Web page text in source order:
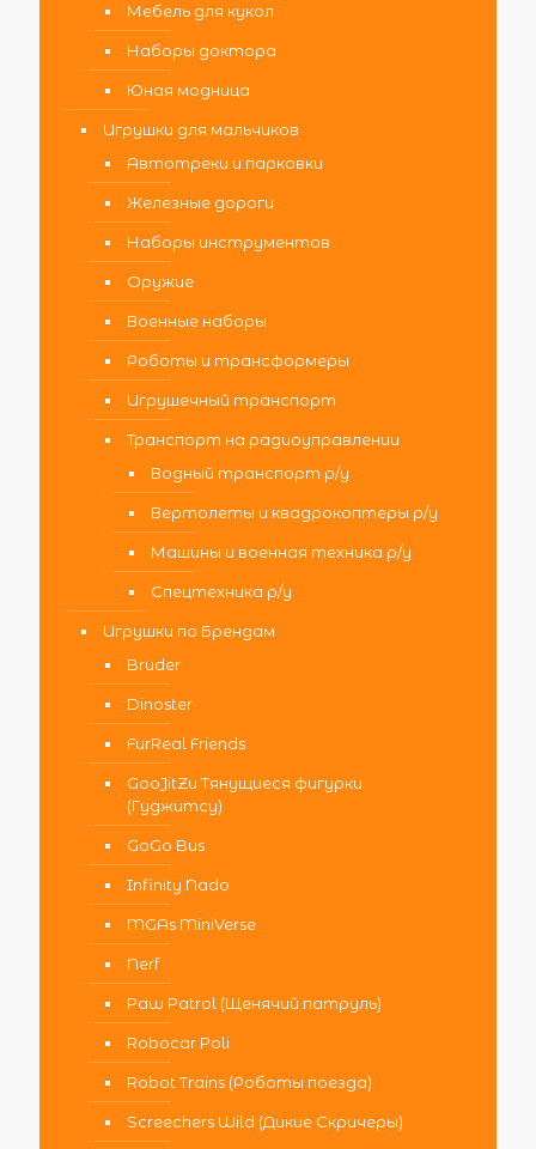
Мебель для кукол
Наборы доктора
Юная модница
Игрушки для мальчиков
Автотреки и парковки
Железные дороги
Наборы инструментов
Оружие
Военные наборы
Роботы и трансформеры
Игрушечный транспорт
Транспорт на радиоуправлении
Водный транспорт р/у
Вертолеты и квадрокоптеры р/у
Машины и военная техника р/у
Спецтехника р/у
Игрушки по Брендам
Bruder
Dinoster
FurReal Friends
GooJitZu Тянущиеся фигурки
(Гуджитсу)
GoGo Bus
Infinity Nado
MGAs MiniVerse
Nerf
Paw Patrol (Щенячий патруль)
Robocar Poli
Robot Trains (Роботы поезда)
Screechers Wild (Дикие Скричеры)